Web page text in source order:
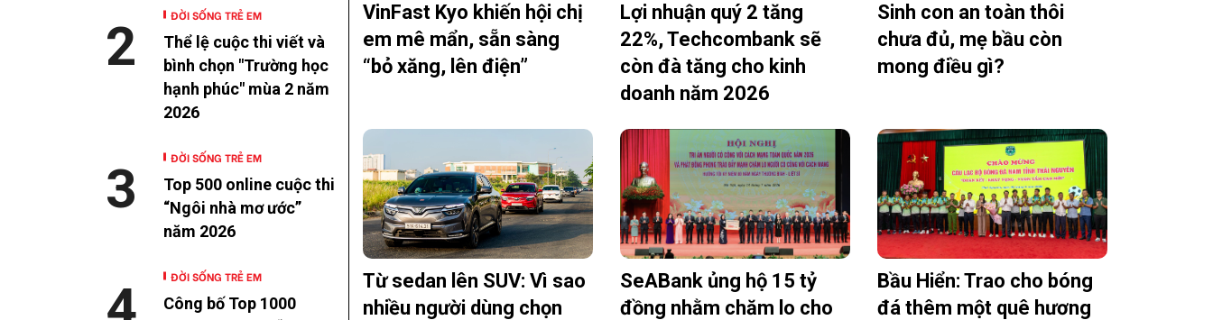
ĐỜI SỐNG TRẺ EM
Thể lệ cuộc thi viết và
bình chọn "Trường học
hạnh phúc" mùa 2 năm
2026
2
ĐỜI SỐNG TRẺ EM
Top 500 online cuộc thi
“Ngôi nhà mơ ước”
năm 2026
3
ĐỜI SỐNG TRẺ EM
Công bố Top 1000
VinFast Kyo khiến hội chị
em mê mẩn, sẵn sàng
“bỏ xăng, lên điện”
Lợi nhuận quý 2 tăng
22%, Techcombank sẽ
còn đà tăng cho kinh
doanh năm 2026
Sinh con an toàn thôi
chưa đủ, mẹ bầu còn
mong điều gì?
Từ sedan lên SUV: Vì sao
nhiều người dùng chọn
SeABank ủng hộ 15 tỷ
đồng nhằm chăm lo cho
Bầu Hiển: Trao cho bóng
đá thêm một quê hương